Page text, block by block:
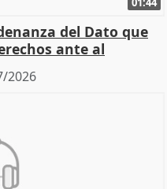
del Dato que
ante al
2026